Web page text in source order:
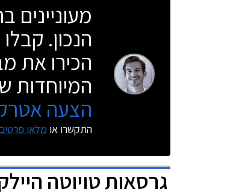
הנכון.
הכירו את
המיוחדות
הצעה
התקשרו או מלאו
גרסאותטויוטה